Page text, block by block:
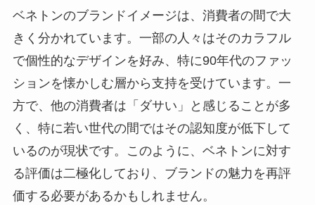
ベネトンのブランドイメージは、消費者の間で大
きく分かれています。一部の人々はそのカラフル
で個性的なデザインを好み、特に90年代のファッ
ションを懐かしむ層から支持を受けています。一
方で、他の消費者は「ダサい」と感じることが多
く、特に若い世代の間ではその認知度が低下して
いるのが現状です。このように、ベネトンに対す
る評価は二極化しており、ブランドの魅力を再評
価する必要があるかもしれません。